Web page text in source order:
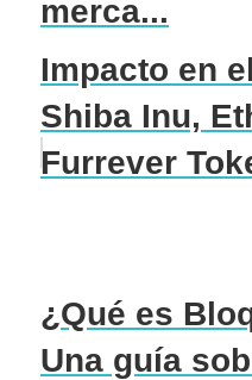
merca...
Impacto en
Shiba Inu,
Furrever
¿Qué es
Una guía